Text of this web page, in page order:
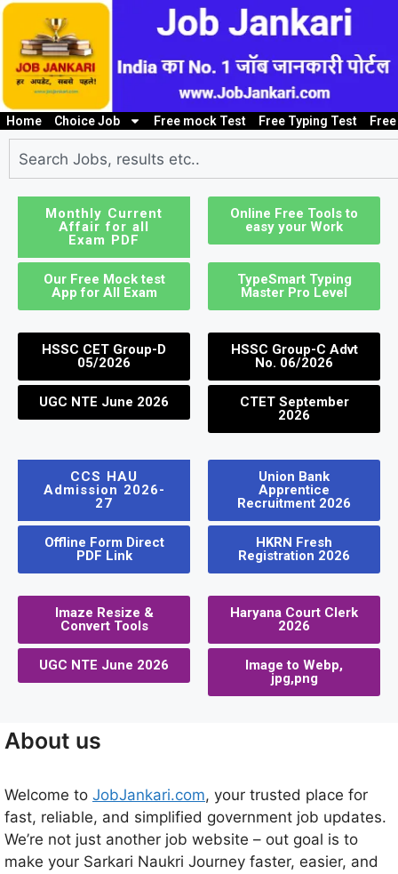
Home Choice Job
10th/ 12th pass job
Free mock Test Free Typing Test
Monthly Current
Affair for all
Exam PDF
Online Free Tools to
easy your Work
Our Free Mock test
App for All Exam
TypeSmart Typing
Master Pro Level
HSSC CET Group-D
05/2026
HSSC Group-C Advt
No. 06/2026
UGC NTE June 2026
CTET September
2026
CCS HAU
Admission 2026-
27
Union Bank
Apprentice
Recruitment 2026
Offline Form Direct
PDF Link
HKRN Fresh
Registration 2026
Imaze Resize &
Convert Tools
Haryana Court Clerk
2026
UGC NTE June 2026
Image to Webp,
jpg,png
About us
Welcome to JobJankari.com, your trusted place for
fast, reliable, and simplified government job updates.
We’re not just another job website – out goal is to
make your Sarkari Naukri Journey faster, easier, and